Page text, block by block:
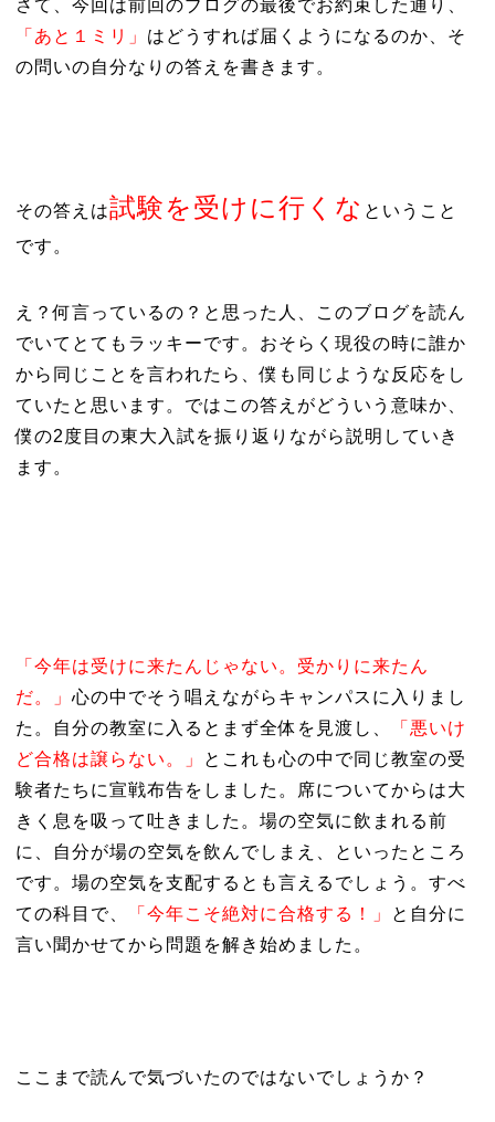
さて、今回は前回のブログの最後でお約束した通り、
「あと１ミリ」 はどうすれば届くようになるのか、そ
の問いの自分なりの答えを書きます。
その答えは試験を受けに行くな ということ
です。
え？何言っているの？と思った人、このブログを読ん
でいてとてもラッキーです。おそらく現役の時に誰か
から同じことを言われたら、僕も同じような反応をし
ていたと思います。ではこの答えがどういう意味か、
僕の2度目の東大入試を振り返りながら説明していき
ます。
「今年は受けに来たんじゃない。受かりに来たん
だ。」 心の中でそう唱えながらキャンパスに入りまし
た。自分の教室に入るとまず全体を見渡し、
「悪いけ
ど合格は譲らない。」
とこれも心の中で同じ教室の受
験者たちに宣戦布告をしました。席についてからは大
きく息を吸って吐きました。場の空気に飲まれる前
に、自分が場の空気を飲んでしまえ、といったところ
です。場の空気を支配するとも言えるでしょう。すべ
ての科目で、
「今年こそ絶対に合格する！」
と自分に
言い聞かせてから問題を解き始めました。
ここまで読んで気づいたのではないでしょうか？